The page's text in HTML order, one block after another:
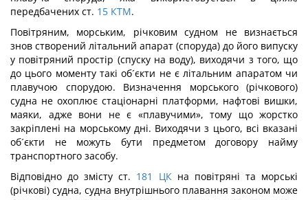
передбачених ст. 15 КТМ.
Повітряним, морським, річковим судном не визнається
знов створений літальний апарат (споруда) до його випуску
у повітряний простір (спуску на воду), виходячи з того, що
до цього моменту такі об´єкти не є літальним апаратом чи
плавучою спорудою. Визначення морського (річкового)
судна не охоплює стаціонарні платформи, нафтові вишки,
маяки, адже вони не є «плавучими», тому що жорстко
закріплені на морському дні. Виходячи з цього, всі вказані
об´єкти не можуть бути предметом договору найму
транспортного засобу.
Відповідно до змісту ст. 181 ЦКна повітряні та морські
(річкові) судна, судна внутрішнього плавання законом може